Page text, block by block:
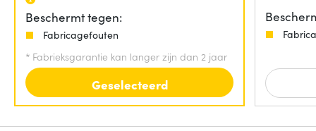
Beschermt tegen:
Fabricagefouten
* Fabrieksgarantie kan langer zijn dan 2 jaar
Geselecteerd